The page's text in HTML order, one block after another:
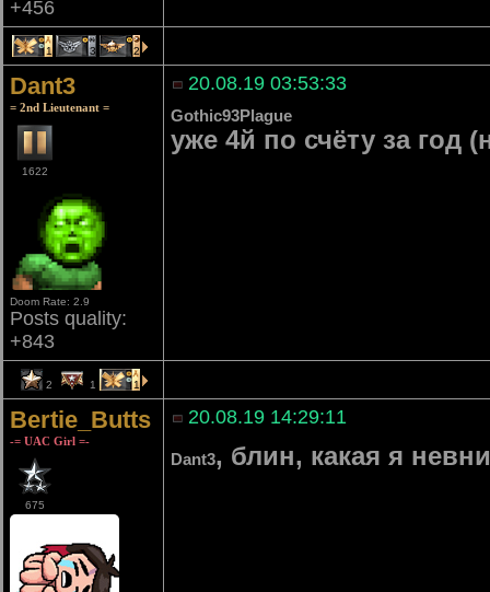
+456
1 3 2
Dant3
= 2nd Lieutenant =
1622
Doom Rate: 2.9
Posts quality:
+843
20.08.19 03:53:33
Gothic93Plague
уже 4й по счёту за год
2 1 1
Bertie_Butts
-= UAC Girl =-
675
20.08.19 14:29:11
Dant3, блин, какая я